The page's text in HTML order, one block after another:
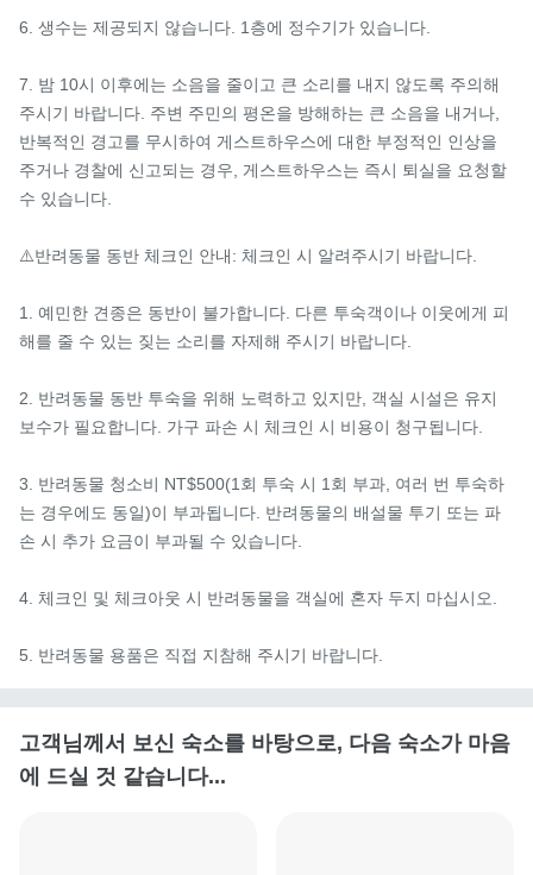
6. 생수는 제공되지 않습니다. 1층에 정수기가 있습니다.
7. 밤 10시 이후에는 소음을 줄이고 큰 소리를 내지 않도록 주의해
주시기 바랍니다. 주변 주민의 평온을 방해하는 큰 소음을 내거나,
반복적인 경고를 무시하여 게스트하우스에 대한 부정적인 인상을
주거나 경찰에 신고되는 경우, 게스트하우스는 즉시 퇴실을 요청할
수 있습니다.
⚠️반려동물 동반 체크인 안내: 체크인 시 알려주시기 바랍니다.
1. 예민한 견종은 동반이 불가합니다. 다른 투숙객이나 이웃에게 피
해를 줄 수 있는 짖는 소리를 자제해 주시기 바랍니다.
2. 반려동물 동반 투숙을 위해 노력하고 있지만, 객실 시설은 유지
보수가 필요합니다. 가구 파손 시 체크인 시 비용이 청구됩니다.
3. 반려동물 청소비 NT$500(1회 투숙 시 1회 부과, 여러 번 투숙하
는 경우에도 동일)이 부과됩니다. 반려동물의 배설물 투기 또는 파
손 시 추가 요금이 부과될 수 있습니다.
4. 체크인 및 체크아웃 시 반려동물을 객실에 혼자 두지 마십시오.
5. 반려동물 용품은 직접 지참해 주시기 바랍니다.
고객님께서 보신 숙소를 바탕으로, 다음 숙소가 마음
에 드실 것 같습니다...